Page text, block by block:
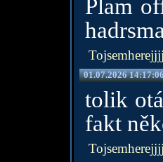
Plam
Tojsemherejjjj
01.07.2026
tolik
fakt
Tojsemherejjjj